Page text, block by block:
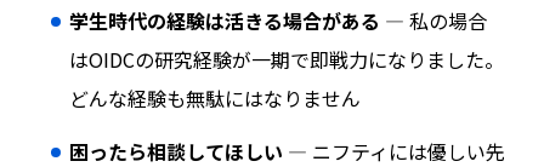
学生時代の経験は活きる場合がある — 私の場合
はOIDCの研究経験が一期で即戦力になりました。
どんな経験も無駄にはなりません
困ったら相談してほしい — ニフティには優しい先